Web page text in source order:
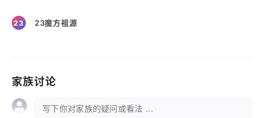
23 23魔方祖源
家族讨论
写下你对家族的疑问或看法 ...